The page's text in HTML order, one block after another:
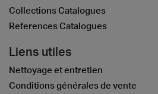
Collections Catalogues
References Catalogues
Liens utiles
Nettoyage et entretien
Conditions générales de vente